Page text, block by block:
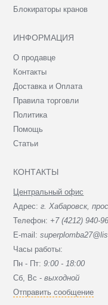
Блокираторы кранов
ИНФОРМАЦИЯ
О продавце
Контакты
Доставка и Оплата
Правила торговли
Политика
Помощь
Статьи
КОНТАКТЫ
Центральный офис
Адрес:г. Хабаровск,
Телефон: +7 (4212) 940-
E-mail:
Часы работы:
Пн - Пт:9:00 - 18:00
Сб, Вc -выходной
Отправить сообщение